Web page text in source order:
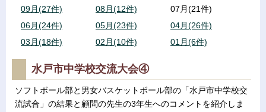
09月(27件)
08月(12件)
07月(21件)
06月(24件)
05月(23件)
04月(26件)
03月(18件)
02月(10件) 01月(6件)
水戸市中学校交流大会④
ソフトボール部と男女バスケットボール部の「水戸市中学校交
流試合」の結果と顧問の先生の3年生へのコメントを紹介しま